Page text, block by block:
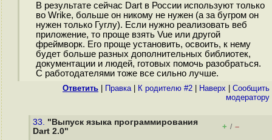
В результате сейчас Dart в России используют только
во Wrike, больше он никому не нужен (а за бугром он
нужен только Гуглу). Если нужно реализовать веб
приложение, то проще взять Vue или другой
фреймворк. Его проще установить, освоить, к нему
будет больше разных дополнительных библиотек,
документации и людей, готовых помочь разобраться.
С работодателями тоже все сильно лучше.
Ответить Правка| К родителю #2 Наверх
Cообщить
модератору
33. "Выпуск языка программирования
Dart 2.0"
+ / –